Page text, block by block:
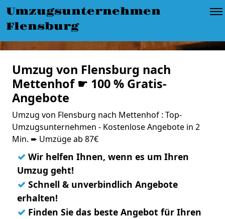
Umzugsunternehmen
Flensburg
Umzug von Flensburg nach
Mettenhof ☛ 100 % Gratis-
Angebote
Umzug von Flensburg nach Mettenhof : Top-
Umzugsunternehmen - Kostenlose Angebote in 2
Min. ➨ Umzüge ab 87€
✓ Wir helfen Ihnen, wenn es um Ihren
Umzug geht!
✓ Schnell & unverbindlich Angebote
erhalten!
✓ Finden Sie das beste Angebot für Ihren